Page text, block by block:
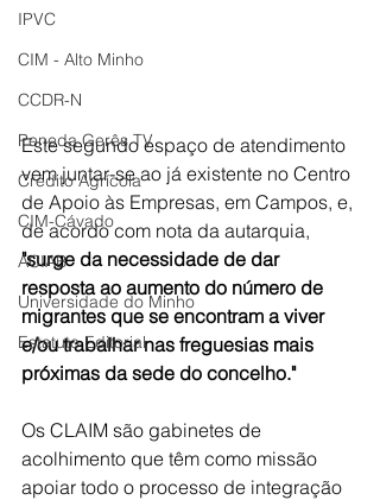
IPVC
CIM - Alto Minho
CCDR-N
Peneda Gerês TV
Crédito Agrícola
CIM-Cávado
ACIAB
Universidade do Minho
Estatuto Editorial
Este segundo espaço de atendimento
vem juntar-se ao já existente no Centro
de Apoio às Empresas, em Campos, e,
de acordo com nota da autarquia,
"surge da necessidade de dar
resposta ao aumento do número de
migrantes que se encontram a viver
e/ou trabalhar nas freguesias mais
próximas da sede do concelho."
Os CLAIM são gabinetes de
acolhimento que têm como missão
apoiar todo o processo de integração